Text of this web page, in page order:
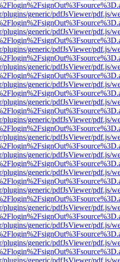
plugins/generic/pdfJsViewer/pdf.js/
plugins/generic/pdfJsViewer/pdf.js/
plugins/generic/pdfJsViewer/pdf.js/
plugins/generic/pdfJsViewer/pdf.js/
plugins/generic/pdfJsViewer/pdf.js/
plugins/generic/pdfJsViewer/pdf.js/
plugins/generic/pdfJsViewer/pdf.js/
plugins/generic/pdfJsViewer/pdf.js/
plugins/generic/pdfJsViewer/pdf.js/
plugins/generic/pdfJsViewer/pdf.js/
plugins/generic/pdfJsViewer/pdf.js/
plugins/generic/pdfJsViewer/pdf.js/
plugins/generic/pdfJsViewer/pdf.js/
plugins/generic/pdfJsViewer/pdf.js/
plugins/generic/pdfJsViewer/pdf.js/